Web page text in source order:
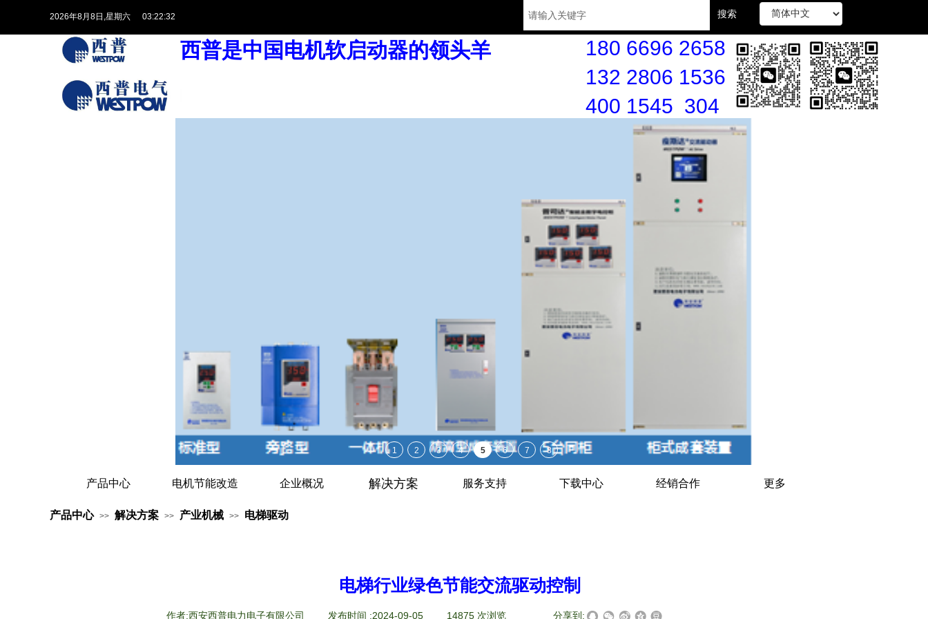
搜索
2026年8月 8日 ,星期六 03:22:32
180 6696 2658
132 2806 1536
400 1545 304
西普是中国电机软启动器的领头羊
产品中心 电机节能改造 企业概况 解决方案 服务支持 下载中心 经销合作 更多
产品中心 >> 解决方案 >> 产业机械 >> 电梯驱动
电梯行业绿色节能交流驱动控制
作者:西安西普电力电子有限公司 发布时间 :2024-09-05 14875 次浏览 分享到: